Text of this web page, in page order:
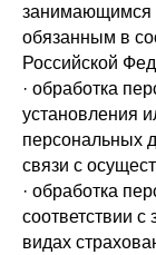
занимающимся
обязанным в
Российской
· обработка
установления
персональных
связи с
· обработка
соответствии с
видах